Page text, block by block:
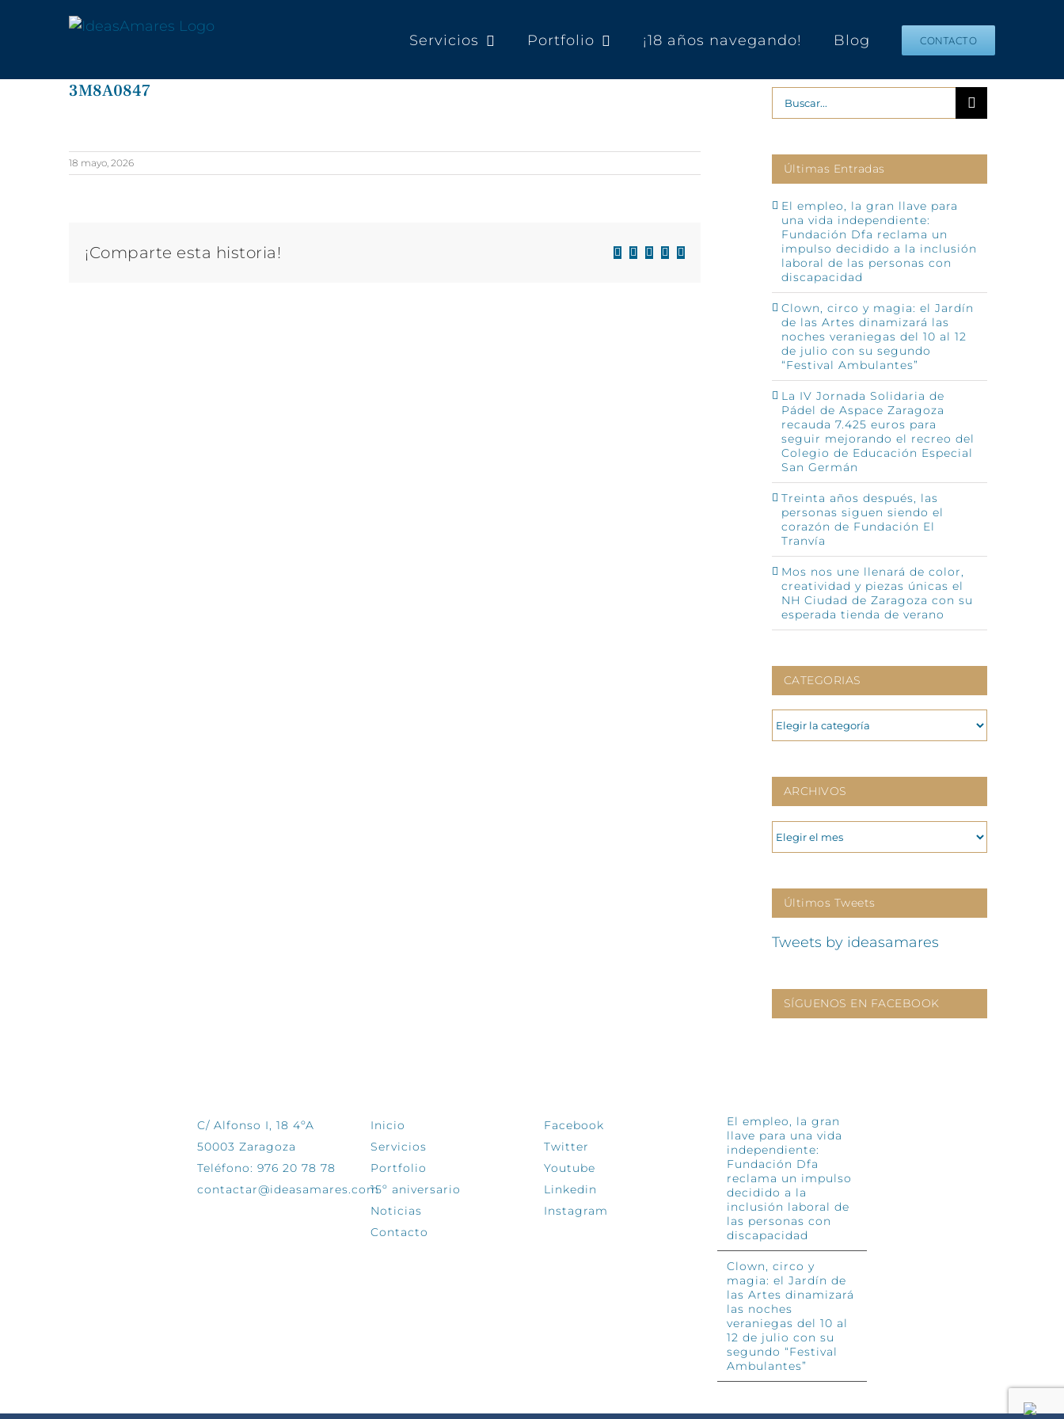
Servicios Portfolio ¡18 años navegando! Blog CONTACTO
3M8A0847
18 mayo, 2026
¡Comparte esta historia! Facebook
X LinkedIn
WhatsApp
Correo
Buscar:
Últimas Entradas
El empleo, la gran llave para
una vida independiente:
Fundación Dfa reclama un
impulso decidido a la inclusión
laboral de las personas con
discapacidad
Clown, circo y magia: el Jardín
de las Artes dinamizará las
noches veraniegas del 10 al 12
de julio con su segundo
“Festival Ambulantes”
La IV Jornada Solidaria de
Pádel de Aspace Zaragoza
recauda 7.425 euros para
seguir mejorando el recreo del
Colegio de Educación Especial
San Germán
Treinta años después, las
personas siguen siendo el
corazón de Fundación El
Tranvía
Mos nos une llenará de color,
creatividad y piezas únicas el
NH Ciudad de Zaragoza con su
esperada tienda de verano
CATEGORIAS
CATEGORIAS
ARCHIVOS
ARCHIVOS
Últimos Tweets
Tweets by ideasamares
SÍGUENOS EN FACEBOOK
C/ Alfonso I, 18 4ºA
50003 Zaragoza
Teléfono: 976 20 78 78
contactar@ideasamares.com
Inicio
Servicios
Portfolio
15º aniversario
Noticias
Contacto
Facebook
Twitter
Youtube
Linkedin
Instagram
El empleo, la gran
llave para una vida
independiente:
Fundación Dfa
reclama un impulso
decidido a la
inclusión laboral de
las personas con
discapacidad
Clown, circo y
magia: el Jardín de
las Artes dinamizará
las noches
veraniegas del 10 al
12 de julio con su
segundo “Festival
Ambulantes”